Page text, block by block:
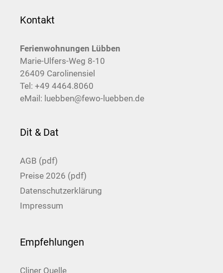
Kontakt
Ferienwohnungen Lübben
Marie-Ulfers-Weg 8-10
26409 Carolinensiel
Tel: +49 4464.8060
eMail: luebben@fewo-luebben.de
Dit & Dat
AGB (pdf)
Preise 2026 (pdf)
Datenschutzerklärung
Impressum
Empfehlungen
Cliner Quelle